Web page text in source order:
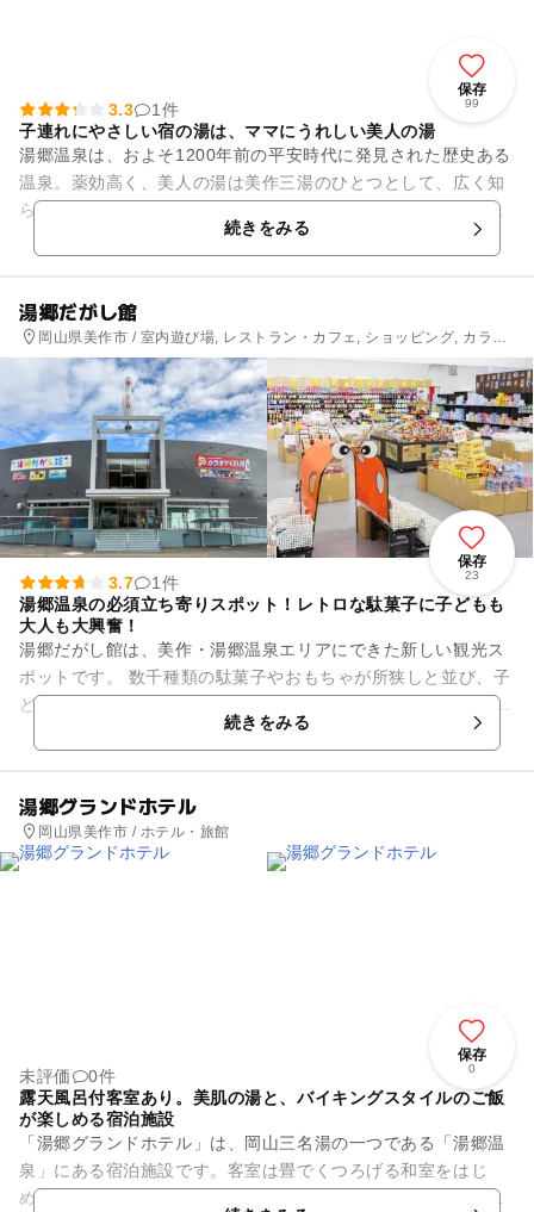
保存
99
3.3
1件
子連れにやさしい宿の湯は、ママにうれしい美人の湯
湯郷温泉は、およそ1200年前の平安時代に発見された歴史ある
温泉。薬効高く、美人の湯は美作三湯のひとつとして、広く知
られてきました。「ゆのごう美春閣」は、湯郷温泉きっての充
実したお風呂が自慢。広...続きをみる
湯郷だがし館
岡山県美作市 / 室内遊び場, レストラン・カフェ, ショッピング, カラオ
ケ, アミューズメント
保存
23
3.7
1件
湯郷温泉の必須立ち寄りスポット！レトロな駄菓子に子どもも
大人も大興奮！
湯郷だがし館は、美作・湯郷温泉エリアにできた新しい観光ス
ポットです。 数千種類の駄菓子やおもちゃが所狭しと並び、子
どもから大人までワクワクすること間違いなし。 また、購入し
続きをみる
湯郷グランドホテル
岡山県美作市 / ホテル・旅館
保存
0
未評価
0件
露天風呂付客室あり。美肌の湯と、バイキングスタイルのご飯
が楽しめる宿泊施設
「湯郷グランドホテル」は、岡山三名湯の一つである「湯郷温
泉」にある宿泊施設です。客室は畳でくつろげる和室をはじ
め、ベッドでゆったり過ごせる洋室、好きな時間に家族で楽し